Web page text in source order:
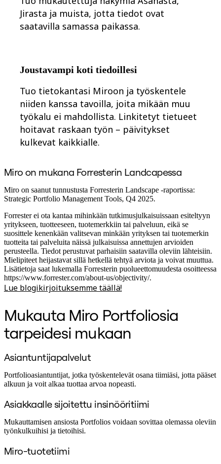
Jirasta ja muista, jotta tiedot ovat
saatavilla samassa paikassa.
Joustavampi koti tiedoillesi
Tuo tietokantasi Miroon ja työskentele
niiden kanssa tavoilla, joita mikään muu
työkalu ei mahdollista. Linkitetyt tietueet
hoitavat raskaan työn – päivitykset
kulkevat kaikkialle.
Miro on mukana Forresterin Landcapessa
Miro on saanut tunnustusta Forresterin Landscape -raportissa:
Strategic Portfolio Management Tools, Q4 2025.
Forrester ei ota kantaa mihinkään tutkimusjulkaisuissaan esiteltyyn
yritykseen, tuotteeseen, tuotemerkkiin tai palveluun, eikä se
suosittele kenenkään valitsevan minkään yrityksen tai tuotemerkin
tuotteita tai palveluita näissä julkaisuissa annettujen arvioiden
perusteella. Tiedot perustuvat parhaisiin saatavilla oleviin lähteisiin.
Mielipiteet heijastavat sillä hetkellä tehtyä arviota ja voivat muuttua.
Lisätietoja saat lukemalla Forresterin puolueettomuudesta osoitteessa
https://www.forrester.com/about-us/objectivity/.
Lue blogikirjoituksemme täällä!
Mukauta Miro Portfoliosia
tarpeidesi mukaan
Asiantuntijapalvelut
Portfolioasiantuntijat, jotka työskentelevät osana tiimiäsi, jotta pääset
alkuun ja voit alkaa tuottaa arvoa nopeasti.
Asiakkaalle sijoitettu insinööritiimi
Mukauttamisen ansiosta Portfolios voidaan sovittaa olemassa oleviin
työnkulkuihisi ja tietoihisi.
Miro-tuotetiimi